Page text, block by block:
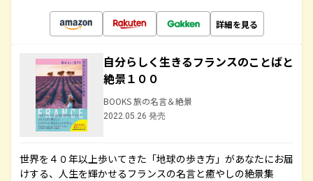
詳細を見る
自分らしく生きるフランスのことばと
絶景１００
BOOKS 旅の名言＆絶景
2022.05.26 発売
世界を４０年以上歩いてきた「地球の歩き方」があなたにお届
けする、人生を輝かせるフランスの名言と癒やしの絶景集